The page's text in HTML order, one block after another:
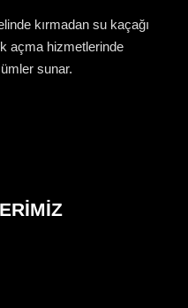
kırmadan su kaçağı
açma hizmetlerinde
sunar.